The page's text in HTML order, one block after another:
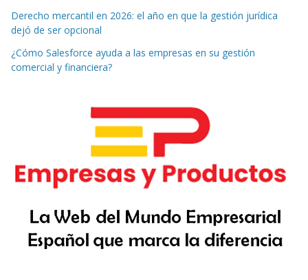
Derecho mercantil en 2026: el año en que la gestión jurídica
dejó de ser opcional
¿Cómo Salesforce ayuda a las empresas en su gestión
comercial y financiera?